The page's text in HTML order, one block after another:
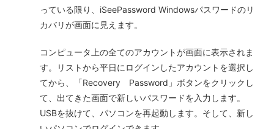
っている限り、iSeePassword Windowsパスワードのリ
カバリが画面に見えます。
コンピュータ上の全てのアカウントが画面に表示されま
す。リストから平日にログインしたアカウントを選択し
てから、「Recovery Password」ボタンをクリックし
て、出てきた画面で新しいパスワードを入力します。
USBを抜けて、パソコンを再起動します。そして、新し